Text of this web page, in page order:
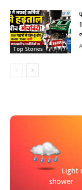
Top Stories
Light
shower